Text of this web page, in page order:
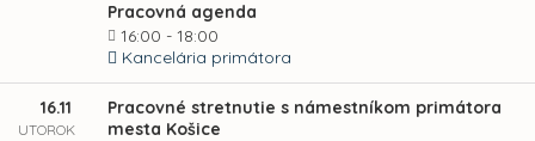
Pracovná agenda
16:00 - 18:00
Kancelária primátora
16.11
UTOROK
Pracovné stretnutie s námestníkom primátora
mesta Košice